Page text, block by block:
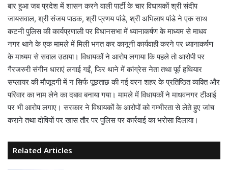
बार हुआ जब प्रदेश में शासन करने वाली पार्टी के चार विधायकों श्री संदीप
जायसवाल, श्री संजय पाठक, श्री प्रणय पांडे, श्री अभिलाष पांडे ने एक साथ
कटनी पुलिस की कार्यप्रणाली पर विधानसभा में ध्यानाकर्षण के माध्यम से माधव
नगर थाने के एक मामले में मिली भगत कर कानूनी कार्यवाही करने पर ध्यानाकर्षण
के माध्यम से सवाल उठाया। विधायकों ने आरोप लगाया कि पहले तो आरोपी पर
गैरजरुरी संगीन धाराएं लगाई गईं, फिर थाने में कांग्रेस नेता तथा पूर्व हथियार
सप्लायर की मौजूदगी में न सिर्फ पूछताछ की गई वरन शहर के प्रतिष्ठित व्यक्ति और
परिवार का नाम लेने का दबाव बनाया गया। मामले में विधायकों ने माधवनगर टीआई
पर भी आरोप लगाए। सरकार ने विधायकों के आरोपों को गम्भीरता से लेते हुए जांच
कराने तथा दोषियों पर खास तौर पर पुलिस पर कार्रवाई का भरोसा दिलाया।
Related Articles